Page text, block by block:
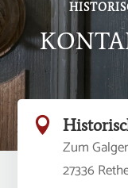

Zum
27336